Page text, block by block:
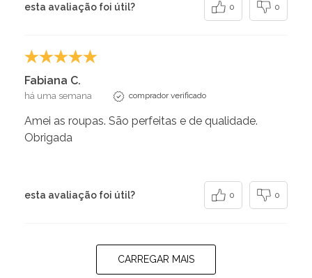
esta avaliação foi útil? 0 0
Fabiana C.
há uma semana comprador verificado
Amei as roupas. São perfeitas e de qualidade.
Obrigada
esta avaliação foi útil? 0 0
CARREGAR MAIS